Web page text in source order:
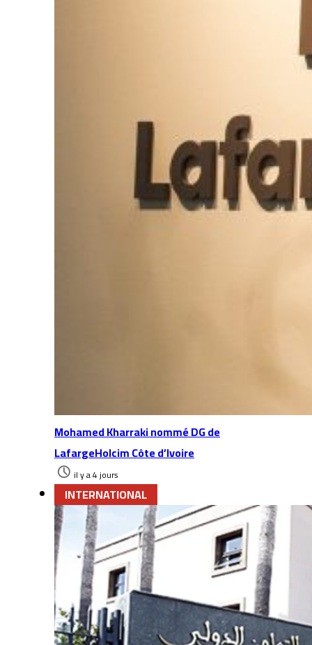
Mohamed Kharraki nommé DG de
LafargeHolcim Côte d’Ivoire
il y a 4 jours
INTERNATIONAL